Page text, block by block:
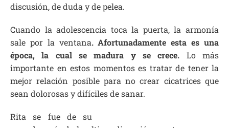
discusión, de duda y de pelea.
Cuando la adolescencia toca la puerta, la armonía
sale por la ventana. Afortunadamente esta es una
época, la cual se madura y se crece. Lo más
importante en estos momentos es tratar de tener la
mejor relación posible para no crear cicatrices que
sean dolorosas y difíciles de sanar.
Rita se fue de su